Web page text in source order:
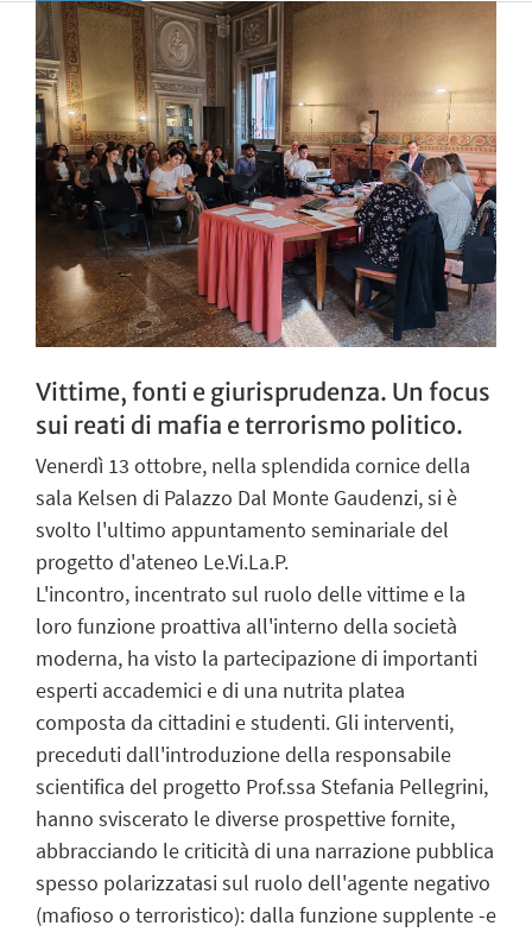
Vittime, fonti e giurisprudenza. Un focus
sui reati di mafia e terrorismo politico.
Venerdì 13 ottobre, nella splendida cornice della
sala Kelsen di Palazzo Dal Monte Gaudenzi, si è
svolto l'ultimo appuntamento seminariale del
progetto d'ateneo Le.Vi.La.P.
L'incontro, incentrato sul ruolo delle vittime e la
loro funzione proattiva all'interno della società
moderna, ha visto la partecipazione di importanti
esperti accademici e di una nutrita platea
composta da cittadini e studenti. Gli interventi,
preceduti dall'introduzione della responsabile
scientifica del progetto Prof.ssa Stefania Pellegrini,
hanno sviscerato le diverse prospettive fornite,
abbracciando le criticità di una narrazione pubblica
spesso polarizzatasi sul ruolo dell'agente negativo
(mafioso o terroristico): dalla funzione supplente -e